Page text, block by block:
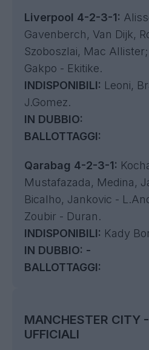
Liverpool 4-2-3-1:
Gavenberch, Van Dijk,
Szoboszlai, Mac
Gakpo - Ekitike.
INDISPONIBILI: Leoni,
J.Gomez.
IN DUBBIO:
BALLOTTAGGI:
Qarabag 4-2-3-1:
Mustafazada, Medina,
Bicalho, Jankovic -
Zoubir - Duran.
INDISPONIBILI: Kady
IN DUBBIO: -
BALLOTTAGGI:
MANCHESTER CITY
UFFICIALI